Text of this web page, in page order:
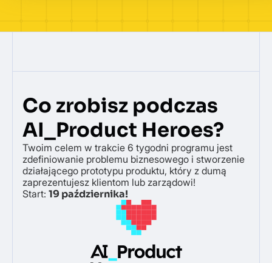
Co zrobisz podczas
AI_Product Heroes?
Twoim celem w trakcie 6 tygodni programu jest
zdefiniowanie problemu biznesowego i stworzenie
działającego prototypu produktu, który z dumą
zaprezentujesz klientom lub zarządowi!
Start: 19 października!